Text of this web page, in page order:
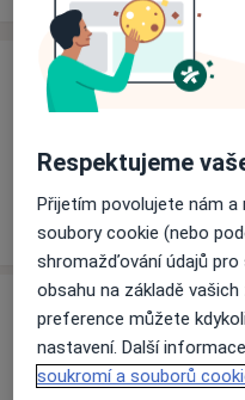
Ceník
Tento specialista ještě
Adresa
Vysokomýtská
Hradecká 167,
Respektujeme
Přijetím povolujete nám
soubory cookie (nebo
shromažďování údajů
obsahu na základě
preference můžete
nastavení. Další
soukromí a souborů